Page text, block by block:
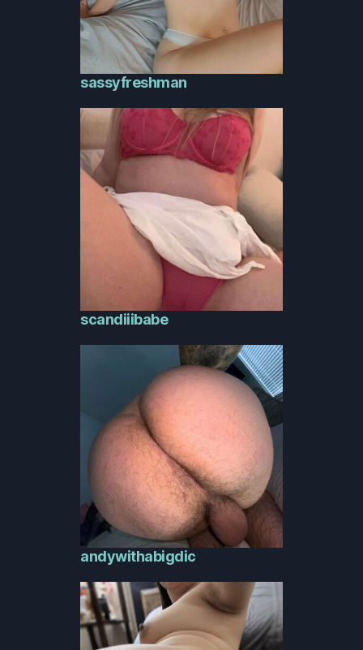
sassyfreshman
scandiiibabe
andywithabigdic